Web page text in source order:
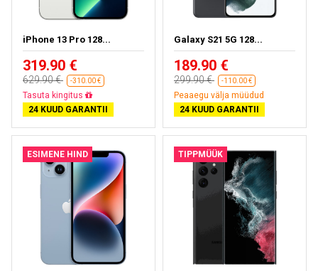
iPhone 13 Pro 128...
319.90 €
629.90 € -310.00 €
Tasuta kohaletoimetamine
24 KUUD GARANTII
Galaxy S21 5G 128...
189.90 €
299.90 € -110.00 €
Peaaegu välja müüdud
24 KUUD GARANTII
ESIMENE HIND TIPPMÜÜK